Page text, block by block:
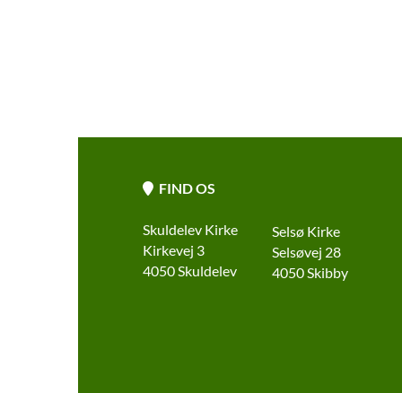
 FIND OS
Skuldelev Kirke
Kirkevej 3
4050 Skuldelev
Selsø Kirke
Selsøvej 28
4050 Skibby